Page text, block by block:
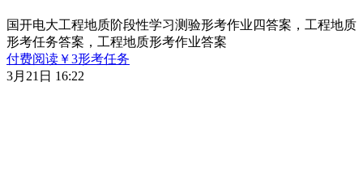
国开电大工程地质阶段性学习测验形考作业四答案，工程地质
形考任务答案，工程地质形考作业答案
付费阅读 ￥3形考任务
3月21日 16:22